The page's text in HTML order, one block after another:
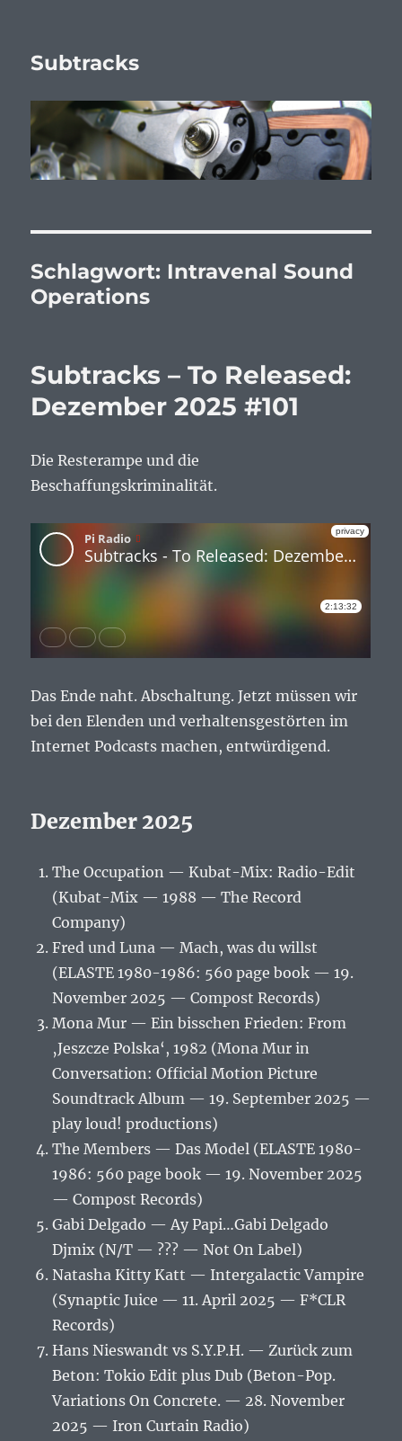
Subtracks
Schlagwort: Intravenal Sound
Operations
Subtracks – To Released:
Dezember 2025 #101
Die Resterampe und die
Beschaffungskriminalität.
Das Ende naht. Abschaltung. Jetzt müssen wir
bei den Elenden und verhaltensgestörten im
Internet Podcasts machen, entwürdigend.
Dezember 2025
The Occupation — Kubat-Mix: Radio-Edit
(Kubat-Mix — 1988 — The Record
Company)
Fred und Luna — Mach, was du willst
(ELASTE 1980-1986: 560 page book — 19.
November 2025 — Compost Records)
Mona Mur — Ein bisschen Frieden: From
‚Jeszcze Polska‘, 1982 (Mona Mur in
Conversation: Official Motion Picture
Soundtrack Album — 19. September 2025 —
play loud! productions)
The Members — Das Model (ELASTE 1980-
1986: 560 page book — 19. November 2025
— Compost Records)
Gabi Delgado — Ay Papi…Gabi Delgado
Djmix (N/T — ??? — Not On Label)
Natasha Kitty Katt — Intergalactic Vampire
(Synaptic Juice — 11. April 2025 — F*CLR
Records)
Hans Nieswandt vs S.Y.P.H. — Zurück zum
Beton: Tokio Edit plus Dub (Beton-Pop.
Variations On Concrete. — 28. November
2025 — Iron Curtain Radio)